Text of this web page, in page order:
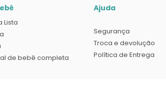
Lista
de bebê completa
Ajuda
Segurança
Troca e devolução
Política de Entrega